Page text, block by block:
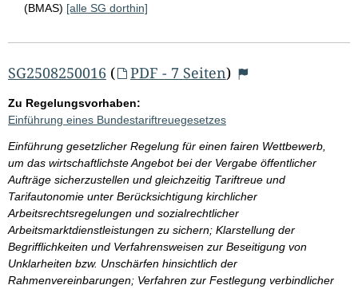
(BMAS) [alle SG dorthin]
SG2508250016 ( PDF - 7 Seiten)
Zu Regelungsvorhaben:
Einführung eines Bundestariftreuegesetzes
Einführung gesetzlicher Regelung für einen fairen Wettbewerb,
um das wirtschaftlichste Angebot bei der Vergabe öffentlicher
Aufträge sicherzustellen und gleichzeitig Tariftreue und
Tarifautonomie unter Berücksichtigung kirchlicher
Arbeitsrechtsregelungen und sozialrechtlicher
Arbeitsmarktdienstleistungen zu sichern; Klarstellung der
Begrifflichkeiten und Verfahrensweisen zur Beseitigung von
Unklarheiten bzw. Unschärfen hinsichtlich der
Rahmenvereinbarungen; Verfahren zur Festlegung verbindlicher